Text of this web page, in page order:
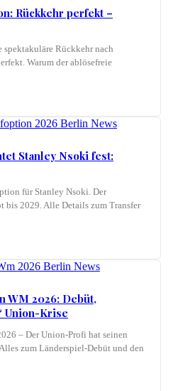
Rückkehr perfekt –
Rückkehr nach
Warum der ablösefreie
Stanley Nsoki fest:
für Stanley Nsoki. Der
bis 2029. Alle Details zum Transfer
WM 2026: Debüt,
Union-Krise
– Der Union-Profi hat seinen
zum Länderspiel-Debüt und den